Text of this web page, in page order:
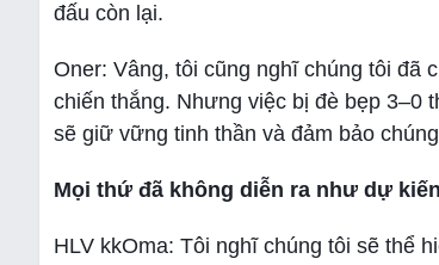
đấu còn lại.
Oner: Vâng, tôi cũng nghĩ chúng tôi đã
chiến thắng. Nhưng việc bị đè bẹp 3–0
sẽ giữ vững tinh thần và đảm bảo
Mọi thứ đã không diễn ra như dự
HLV kkOma: Tôi nghĩ chúng tôi sẽ thể